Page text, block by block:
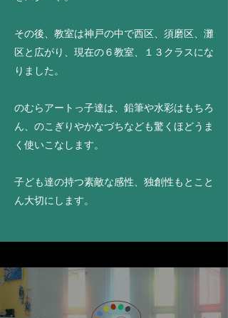
その後、教室は神戸の中で西区、須磨区、灘
区と広がり、現在の６教室、１３クラスにな
りました。
のむらアートっ子達は、鉛筆や水彩はもちろ
ん、のこぎりやかなづちなども驚くほどうま
く使いこなします。
子ども達の持つ素敵な感性、独創性もとこと
ん大切にします。